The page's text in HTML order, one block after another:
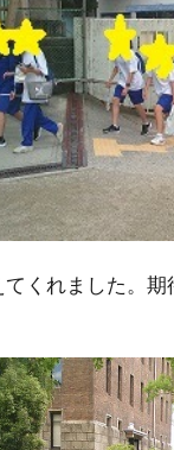
くれました。